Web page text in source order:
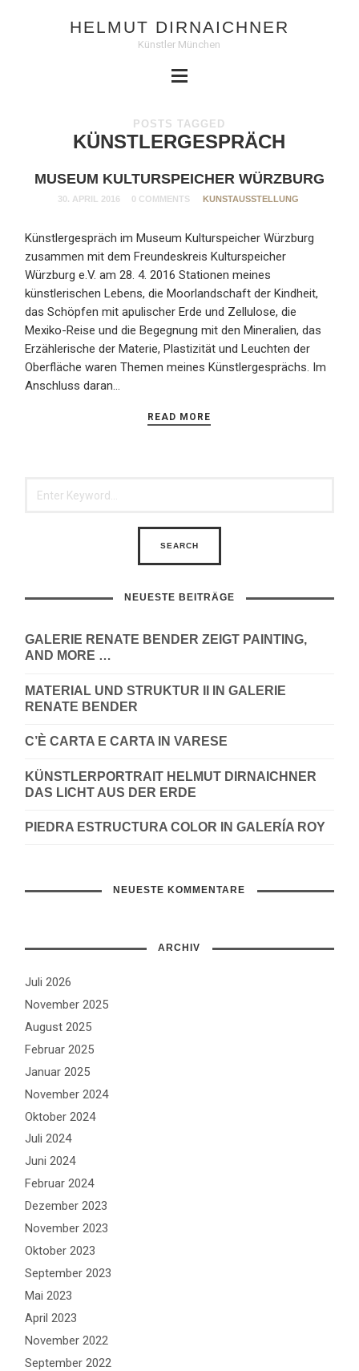
HELMUT DIRNAICHNER
Künstler München
POSTS TAGGED
KÜNSTLERGESPRÄCH
MUSEUM KULTURSPEICHER WÜRZBURG
30. APRIL 2016 0 COMMENTS KUNSTAUSSTELLUNG
Künstlergespräch im Museum Kulturspeicher Würzburg
zusammen mit dem Freundeskreis Kulturspeicher
Würzburg e.V. am 28. 4. 2016 Stationen meines
künstlerischen Lebens, die Moorlandschaft der Kindheit,
das Schöpfen mit apulischer Erde und Zellulose, die
Mexiko-Reise und die Begegnung mit den Mineralien, das
Erzählerische der Materie, Plastizität und Leuchten der
Oberfläche waren Themen meines Künstlergesprächs. Im
Anschluss daran…
READ MORE
NEUESTE BEITRÄGE
GALERIE RENATE BENDER ZEIGT PAINTING,
AND MORE …
MATERIAL UND STRUKTUR II IN GALERIE
RENATE BENDER
C’È CARTA E CARTA IN VARESE
KÜNSTLERPORTRAIT HELMUT DIRNAICHNER
DAS LICHT AUS DER ERDE
PIEDRA ESTRUCTURA COLOR IN GALERÍA ROY
NEUESTE KOMMENTARE
ARCHIV
Juli 2026
November 2025
August 2025
Februar 2025
Januar 2025
November 2024
Oktober 2024
Juli 2024
Juni 2024
Februar 2024
Dezember 2023
November 2023
Oktober 2023
September 2023
Mai 2023
April 2023
November 2022
September 2022